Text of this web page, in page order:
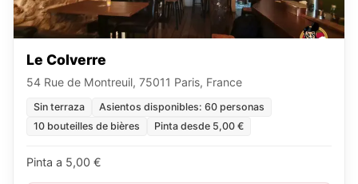
Le Colverre
54 Rue de Montreuil, 75011 Paris, France
Sin terraza
Asientos disponibles: 60 personas
10 bouteilles de bières
Pinta desde 5,00 €
Pinta a 5,00 €